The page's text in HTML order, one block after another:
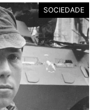
SOCIEDADE